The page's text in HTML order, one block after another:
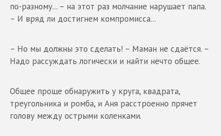
по-разному... – на этот раз молчание нарушает папа.
– И вряд ли достигнем компромисса...
– Но мы должны это сделать! – Маман не сдаётся. –
Надо рассуждать логически и найти нечто общее.
Общее проще обнаружить у круга, квадрата,
треугольника и ромба, и Аня расстроенно прячет
голову между острыми коленками.